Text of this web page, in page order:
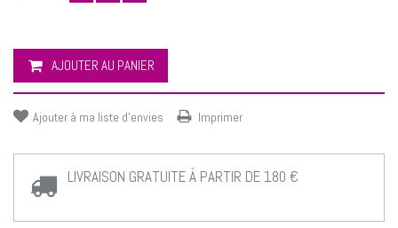
AJOUTER AU PANIER
Ajouter à ma liste d'envies Imprimer
LIVRAISON GRATUITE À PARTIR DE 180 €